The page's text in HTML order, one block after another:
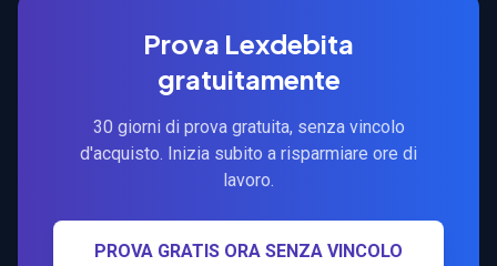
Prova Lexdebita
gratuitamente
30 giorni di prova gratuita, senza vincolo
d'acquisto. Inizia subito a risparmiare ore di
lavoro.
PROVA GRATIS ORA SENZA VINCOLO